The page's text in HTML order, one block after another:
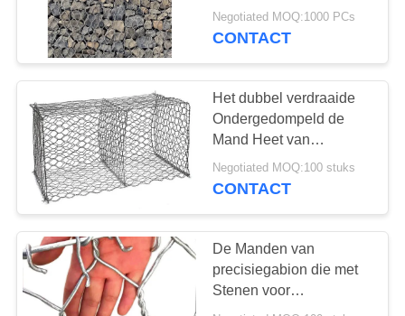
NEEM
CONTACT
MET
ONS
OP
NIEUWS
OFFERTE
AANVRAGEN
Mesh For Retaining
Walls van de Staalsteen
Negotiated MOQ:1000 PCs
CONTACT
Het dubbel verdraaide
Ondergedompeld de
Mand Heet van
Typesteen Gevulde
Gabion Gegalvaniseerd
Negotiated MOQ:100 stuks
CONTACT
De Manden van
precisiegabion die met
Stenen voor
Behoudende